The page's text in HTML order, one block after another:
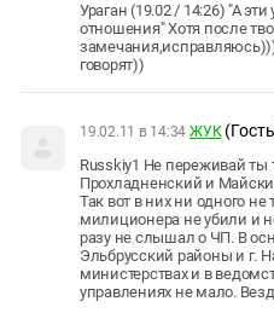
Ураган (19.02 / 14:26) "А
отношения" Хотя после
говорят))
19.02.11 в 14:34 ЖУК
Russkiy1 Не переживай ты
Прохладненский и
Так вот в них ни одного не
милиционера не убили и
разу не слышал о ЧП. В
Эльбрусский районы и г.
министерствах и в
управлениях не мало.